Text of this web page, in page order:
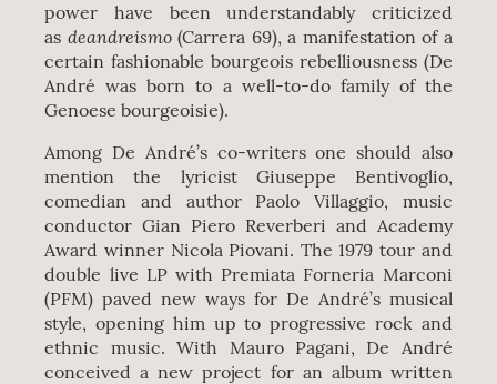
power have been understandably criticized
as deandreismo(Carrera 69), a manifestation of a
certain fashionable bourgeois rebelliousness (De
André was born to a well-to-do family of the
Genoese bourgeoisie).
Among De André’s co-writers one should also
mention the lyricist Giuseppe Bentivoglio,
comedian and author Paolo Villaggio, music
conductor Gian Piero Reverberi and Academy
Award winner Nicola Piovani. The 1979 tour and
double live LP with Premiata Forneria Marconi
(PFM) paved new ways for De André’s musical
style, opening him up to progressive rock and
ethnic music. With Mauro Pagani, De André
conceived a new project for an album written